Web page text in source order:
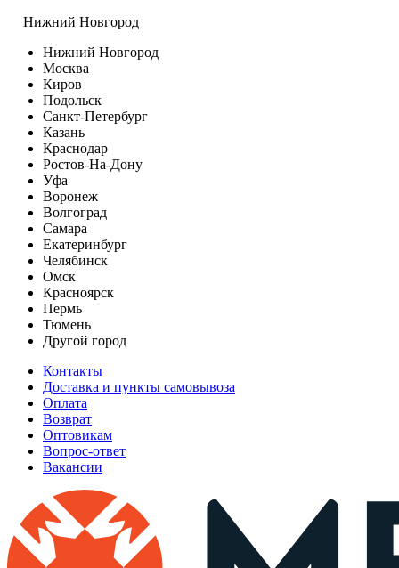
Нижний Новгород
Нижний Новгород
Москва
Киров
Подольск
Санкт-Петербург
Казань
Краснодар
Ростов-На-Дону
Уфа
Воронеж
Волгоград
Самара
Екатеринбург
Челябинск
Омск
Красноярск
Пермь
Тюмень
Другой город
Контакты
Доставка и пункты самовывоза
Оплата
Возврат
Оптовикам
Вопрос-ответ
Вакансии